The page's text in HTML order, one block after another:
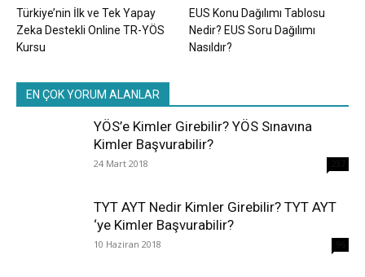
Türkiye’nin İlk ve Tek Yapay
Zeka Destekli Online TR-YÖS
Kursu
EUS Konu Dağılımı Tablosu
Nedir? EUS Soru Dağılımı
Nasıldır?
EN ÇOK YORUM ALANLAR
YÖS’e Kimler Girebilir? YÖS Sınavına
Kimler Başvurabilir?
24 Mart 2018
TYT AYT Nedir Kimler Girebilir? TYT AYT
‘ye Kimler Başvurabilir?
10 Haziran 2018